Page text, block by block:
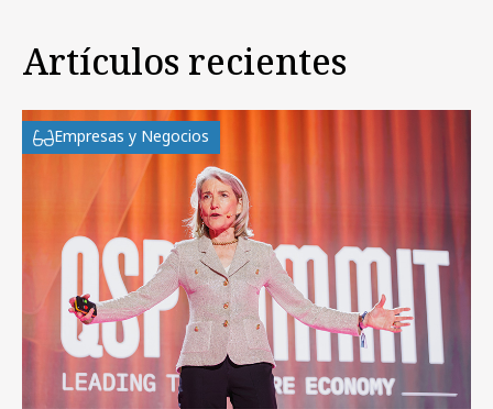
Artículos recientes
Empresas y Negocios